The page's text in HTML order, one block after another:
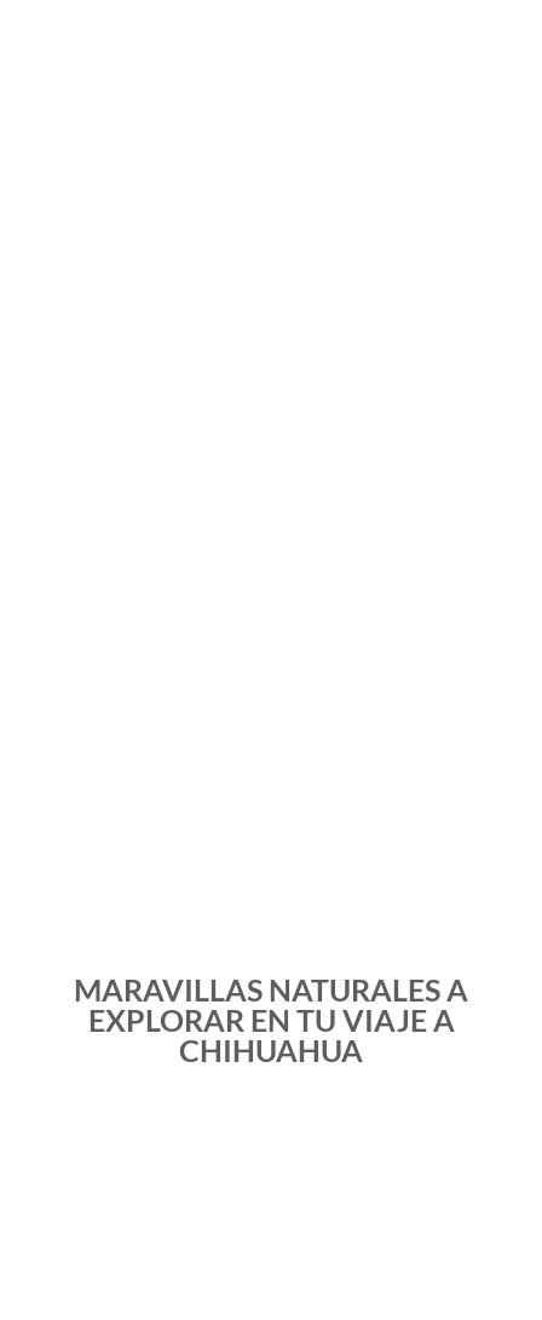
MARAVILLAS NATURALES A
EXPLORAR EN TU VIAJE A
CHIHUAHUA